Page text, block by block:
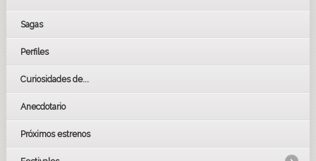
Sagas
Perfiles
Curiosidades de...
Anecdotario
Próximos estrenos